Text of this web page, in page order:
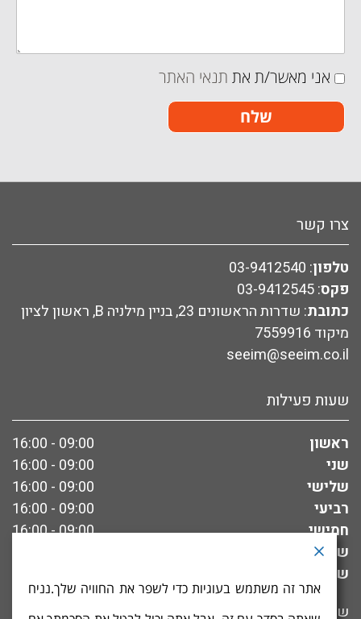
תנאי
האתר
אני מאשר/ת את תנאי האתר
שלח
צרו קשר
טלפון:
03-9412540
פקס:
03-9412545
כתובת: שדרות הראשונים 23, בניין מילניה B, ראשון לציון
מיקוד 7559916
seeim@seeim.co.il
שעות פעילות
ראשון
09:00 - 16:00
שני
09:00 - 16:00
שלישי
09:00 - 16:00
רביעי
09:00 - 16:00
חמישי
09:00 - 16:00
שישי
שבת
שיאים לרופא ח.פ 514277912
אתר זה משתמש בעוגיות כדי לשפר את החוויה שלך.נניח